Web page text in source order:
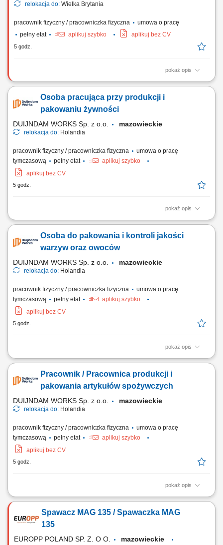
relokacja do: Wielka Brytania
pracownik fizyczny / pracowniczka fizyczna
umowa o pracę
pełny etat
aplikuj szybko aplikuj bez CV
5 godz.
pokaż opis
Montaż i budowa tras oraz linii kablowych. Instalacja gniazdek,
sterowania i oświetlenia. Montaż rozdzielnic i szaf sterowniczych.
Osoba pracująca przy produkcji i
pakowaniu żywności
DUIJNDAM WORKS Sp. z o.o. mazowieckie
relokacja do: Holandia
pracownik fizyczny / pracowniczka fizyczna
umowa o pracę
tymczasową
pełny etat
aplikuj szybko
aplikuj bez CV
5 godz.
pokaż opis
Zadania Pakowanie oraz przygotowywanie artykułów spożywczych
procesu; Obsługa maszyn i urządzeń produkcyjnych; Dbanie o czystość
wokół swojego stanowiska pracy;
Osoba do pakowania i kontroli jakości
warzyw oraz owoców
DUIJNDAM WORKS Sp. z o.o. mazowieckie
relokacja do: Holandia
pracownik fizyczny / pracowniczka fizyczna
umowa o pracę
tymczasową
pełny etat
aplikuj szybko
aplikuj bez CV
5 godz.
pokaż opis
Zadania Weryfikacja stanu świeżości produktów i odrzucanie sztuk
roślinnego według wytycznych klienta; Rozmieszczanie i układanie
zbiorczych opakowań oraz skrzynek z towarem; Przestrzeganie
Pracownik / Pracownica produkcji i
pakowania artykułów spożywczych
DUIJNDAM WORKS Sp. z o.o. mazowieckie
relokacja do: Holandia
pracownik fizyczny / pracowniczka fizyczna
umowa o pracę
tymczasową
pełny etat
aplikuj szybko
aplikuj bez CV
5 godz.
pokaż opis
Zadania Przeładunek oraz otwieranie opakowań zbiorczych z
orzechów oraz słodyczy; Zabezpieczanie gotowych wyrobów w
opakowaniach, naklejanie etykiet i układanie ich na paletach; Bieżąca
Spawacz MAG 135 / Spawaczka MAG
135
EUROPP POLAND SP. Z. O O.
mazowieckie